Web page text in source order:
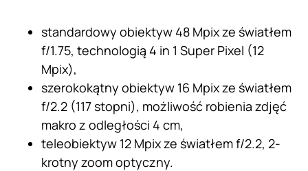
standardowy obiektyw 48 Mpix ze światłem
f/1.75, technologią 4 in 1 Super Pixel (12
Mpix),
szerokokątny obiektyw 16 Mpix ze światłem
f/2.2 (117 stopni), możliwość robienia zdjęć
makro z odległości 4 cm,
teleobiektyw 12 Mpix ze światłem f/2.2, 2-
krotny zoom optyczny.